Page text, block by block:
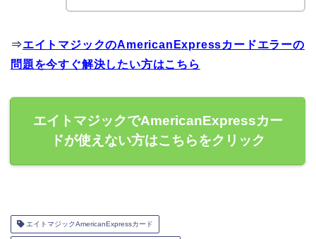
⇒エイトマジックのAmericanExpressカードエラーの
問題を今すぐ解決したい方はこちら
エイトマジックでAmericanExpressカー
ドが使えない方はこちらをクリック
エイトマジックAmericanExpressカード